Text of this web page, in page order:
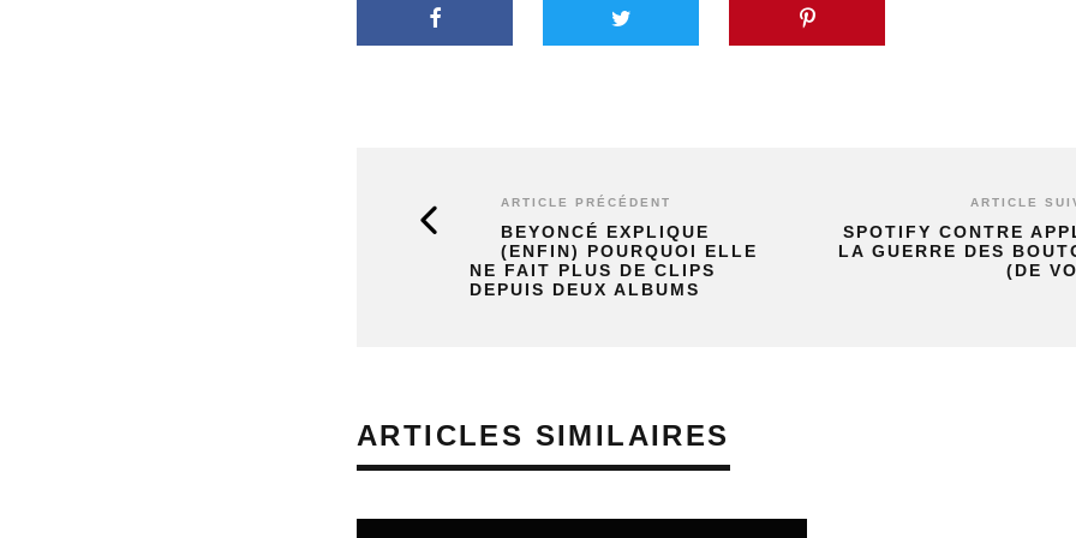
ARTICLE PRÉCÉDENT
BEYONCÉ EXPLIQUE
(ENFIN) POURQUOI ELLE
NE FAIT PLUS DE CLIPS
DEPUIS DEUX ALBUMS
ARTICLE
SPOTIFY CONTRE
LA GUERRE DES
(DE
ARTICLES SIMILAIRES